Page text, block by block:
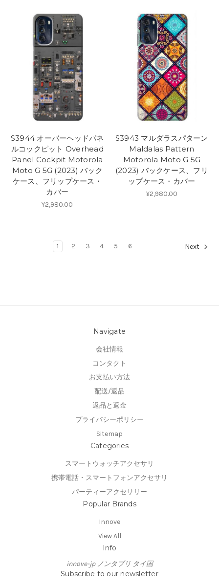
S3944 オーバーヘッドパネ
ルコックピット Overhead
Panel Cockpit Motorola
Moto G 5G (2023) バック
ケース、フリップケース・
カバー
¥2,980.00
S3943 マルダラスパターン
Maldalas Pattern
Motorola Moto G 5G
(2023) バックケース、フリ
ップケース・カバー
¥2,980.00
1 2 3 4 5 6 Next
Navigate
会社情報
コンタクト
お支払い方法
配送/返品
返品と返金
プライバシーポリシー
Sitemap
Categories
スマートウォッチアクセサリ
携帯電話・スマートフォンアクセサリ
パーティーアクセサリー
Popular Brands
Innove
View All
Info
innove-jp ノンタブリ タイ国
Subscribe to our newsletter